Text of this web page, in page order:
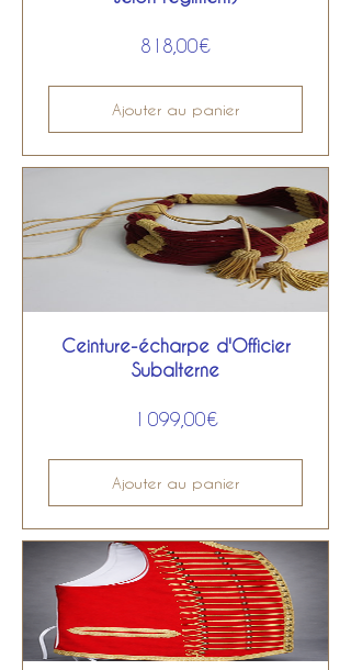
818,00€Prix
Ajouter au panier
Ceinture-écharpe d'Officier
Subalterne
1 099,00€Prix
Ajouter au panier